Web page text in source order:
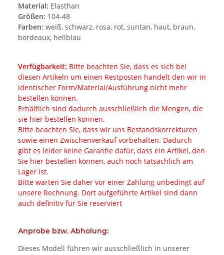
Material: Elasthan
Größen: 104-48
Farben: weiß, schwarz, rosa, rot, suntan, haut, braun,
bordeaux, hellblau
Verfügbarkeit: Bitte beachten Sie, dass es sich bei
diesen Artikeln um einen Restposten handelt den wir in
identischer Form/Material/Ausführung nicht mehr
bestellen können.
Erhältlich sind dadurch ausschließlich die Mengen, die
sie hier bestellen können.
Bitte beachten Sie, dass wir uns Bestandskorrekturen
sowie einen Zwischenverkauf vorbehalten. Dadurch
gibt es leider keine Garantie dafür, dass ein Artikel, den
Sie hier bestellen können, auch noch tatsächlich am
Lager ist.
Bitte warten Sie daher vor einer Zahlung unbedingt auf
unsere Rechnung. Dort aufgeführte Artikel sind dann
auch definitiv für Sie reserviert
Anprobe bzw. Abholung:
Dieses Modell führen wir ausschließlich in unserer